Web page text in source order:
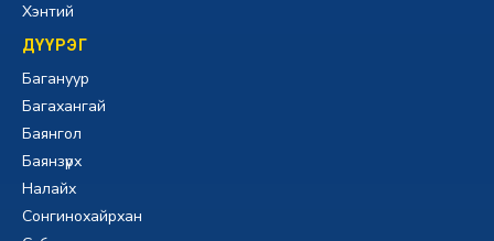
Хэнтий
ДҮҮРЭГ
Багануур
Багахангай
Баянгол
Баянзүрх
Налайх
Сонгинохайрхан